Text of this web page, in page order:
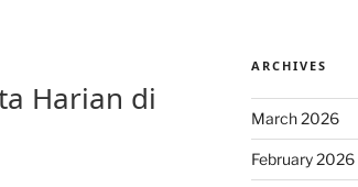
Harian di
ARCHIVES
March 2026
February 2026